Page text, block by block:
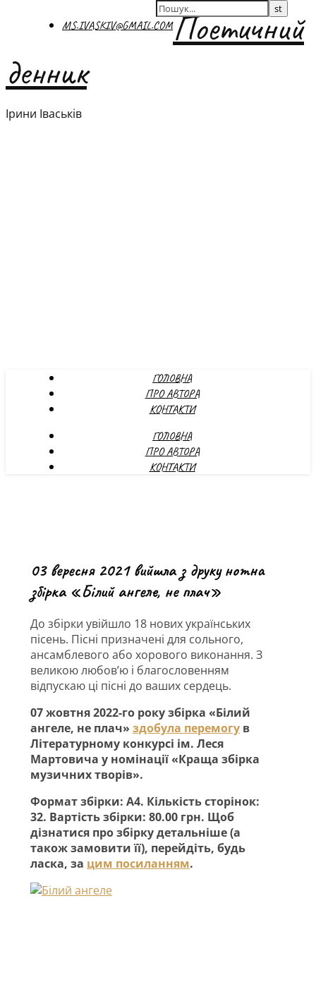
MS.IVASKIV@GMAIL.COMПоетичний
денник
Ірини Іваськів
ГОЛОВНА
ПРО АВТОРА
КОНТАКТИ
ГОЛОВНА
ПРО АВТОРА
КОНТАКТИ
03 вересня 2021 вийшла з друку нотна
збірка «Білий ангеле, не плач»
До збірки увійшло 18 нових українських
пісень. Пісні призначені для сольного,
ансамблевого або хорового виконання. З
великою любов’ю і благословенням
відпускаю ці пісні до ваших сердець.
07 жовтня 2022-го року збірка «Білий
ангеле, не плач» здобула перемогу в
Літературному конкурсі ім. Леся
Мартовича у номінації «Краща збірка
музичних творів».
Формат збірки: А4. Кількість сторінок:
32. Вартість збірки: 80.00 грн. Щоб
дізнатися про збірку детальніше (а
також замовити її), перейдіть, будь
ласка, за цим посиланням.